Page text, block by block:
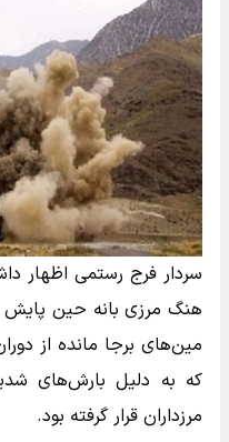
هنگ مرزی بانه حین پایش و
مین‌های برجا مانده از
که به دلیل بارش‌های
مرزداران قرار گرفته بود.